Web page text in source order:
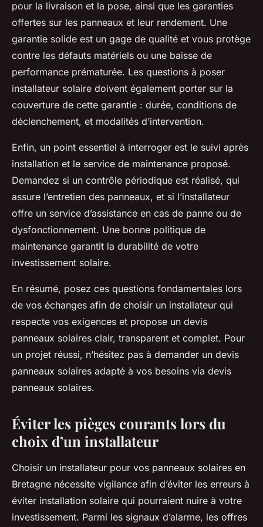
pour la livraison et la pose, ainsi que les garanties
offertes sur les panneaux et leur rendement. Une
garantie solide est un gage de qualité et vous protège
contre les défauts matériels ou une baisse de
performance prématurée. Les questions à poser
installateur solaire doivent également porter sur la
couverture de cette garantie : durée, conditions de
déclenchement, et modalités d’intervention.
Enfin, un point essentiel à interroger est le suivi après
installation et le service de maintenance proposé.
Demandez si un contrôle périodique est réalisé, qui
assure l’entretien des panneaux, et si l’installateur
offre un service d’assistance en cas de panne ou de
dysfonctionnement. Une bonne politique de
maintenance garantit la durabilité de votre
investissement solaire.
En résumé, posez ces questions fondamentales lors
de vos échanges afin de choisir un installateur qui
respecte vos exigences et propose un devis
panneaux solaires clair, transparent et complet. Pour
un projet réussi, n’hésitez pas à demander un devis
panneaux solaires adapté à vos besoins via devis
panneaux solaires.
Éviter les pièges courants lors du
choix d’un installateur
Choisir un installateur pour vos panneaux solaires en
Bretagne nécessite vigilance afin d’éviter les erreurs à
éviter installation solaire qui pourraient nuire à votre
investissement. Parmi les signaux d’alarme, les offres